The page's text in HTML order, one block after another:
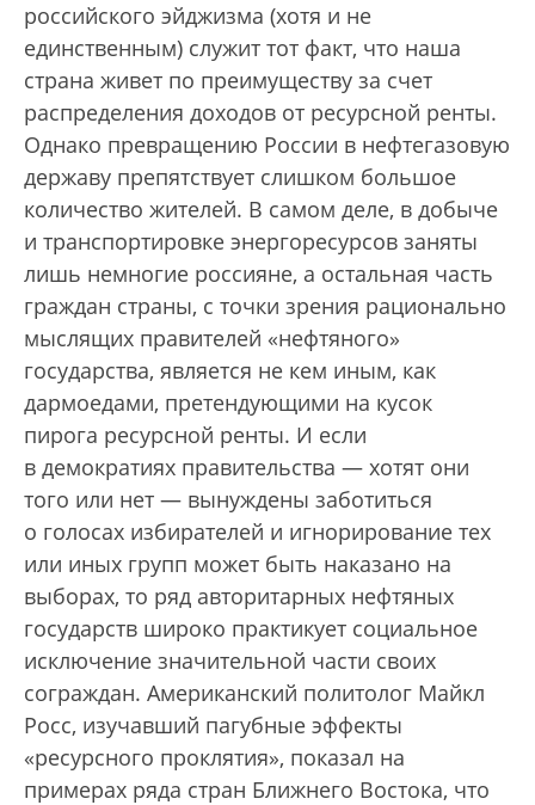
российского эйджизма (хотя и не
единственным) служит тот факт, что наша
страна живет по преимуществу за счет
распределения доходов от ресурсной ренты.
Однако превращению России в нефтегазовую
державу препятствует слишком большое
количество жителей. В самом деле, в добыче
и транспортировке энергоресурсов заняты
лишь немногие россияне, а остальная часть
граждан страны, с точки зрения рационально
мыслящих правителей «нефтяного»
государства, является не кем иным, как
дармоедами, претендующими на кусок
пирога ресурсной ренты. И если
в демократиях правительства — хотят они
того или нет — вынуждены заботиться
о голосах избирателей и игнорирование тех
или иных групп может быть наказано на
выборах, то ряд авторитарных нефтяных
государств широко практикует социальное
исключение значительной части своих
сограждан. Американский политолог Майкл
Росс, изучавший пагубные эффекты
«ресурсного проклятия», показал на
примерах ряда стран Ближнего Востока, что